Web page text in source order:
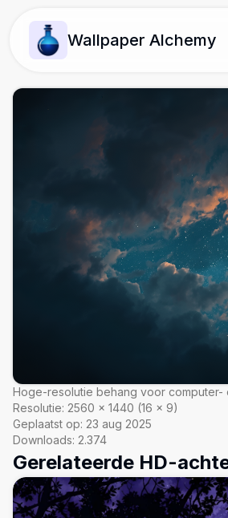
Wallpaper Alchemy
Hoge-resolutie behang voor computer-
Resolutie: 2560 × 1440 (16 × 9)
Geplaatst op: 23 aug 2025
Downloads: 2.374
Gerelateerde HD-